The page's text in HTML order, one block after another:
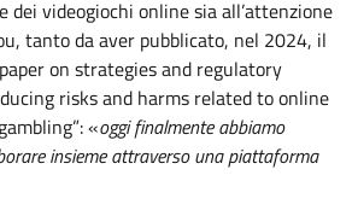
dei videogiochi online sia all’attenzione
tanto da aver pubblicato, nel 2024, il
on strategies and regulatory
risks and harms related to online
«oggi finalmente abbiamo
insieme attraverso una piattaforma